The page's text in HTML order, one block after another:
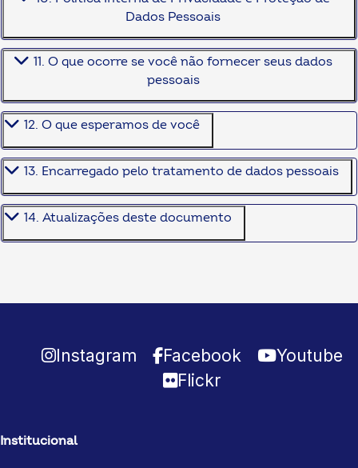
Dados Pessoais
11. O que ocorre se você não fornecer seus dados
pessoais
12. O que esperamos de você
13. Encarregado pelo tratamento de dados pessoais
14. Atualizações deste documento
Instagram Facebook
Youtube
Flickr
Institucional